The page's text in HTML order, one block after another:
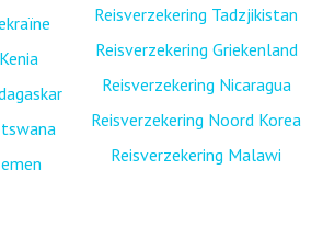
Reisverzekering Tadzjikistan
Reisverzekering Griekenland
Reisverzekering Nicaragua
Reisverzekering Noord Korea
Reisverzekering Malawi